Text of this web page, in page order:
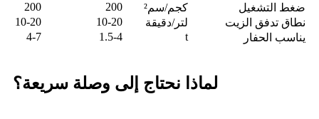
ضغط التشغيل
كجم/سم² 200
200
نطاق تدفق الزيت
لتر/دقيقة 10-20
10-20
يناسب الحفار
t
1.5-4
4-7
لماذا نحتاج إلى وصلة سريعة؟